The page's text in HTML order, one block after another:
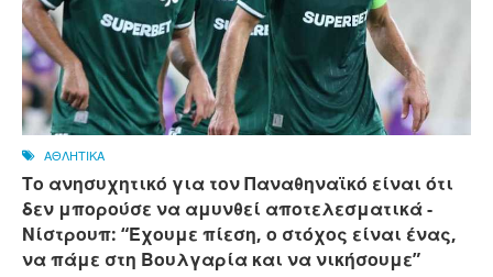
ΑΘΛΗΤΙΚΑ
Το ανησυχητικό για τον Παναθηναϊκό είναι ότι
δεν μπορούσε να αμυνθεί αποτελεσματικά -
Νίστρουπ: “Έχουμε πίεση, ο στόχος είναι ένας,
να πάμε στη Βουλγαρία και να νικήσουμε”